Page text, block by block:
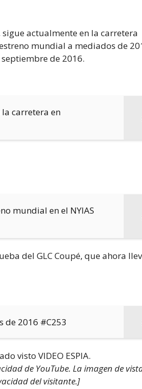
sigue actualmente en la carretera
mundial a mediados de
de 2016.
la carretera en
mundial en el NYIAS
del GLC Coupé, que ahora
de 2016 #C253
visto VIDEO ESPIA.
de YouTube. La imagen de
del visitante.]